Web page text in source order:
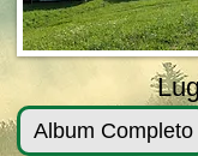
Album Completo